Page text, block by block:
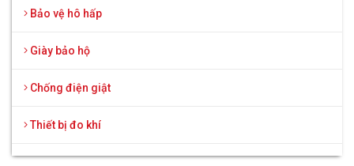
Bảo vệ hô hấp
Giày bảo hộ
Chống điện giật
Thiết bị đo khí